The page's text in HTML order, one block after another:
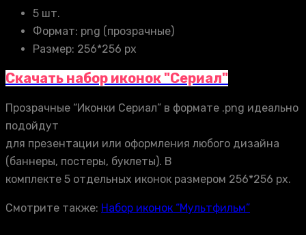
5 шт.
Формат: png (прозрачные)
Размер: 256*256 px
Скачать набор иконок "Сериал"
Прозрачные “Иконки Сериал” в формате .png идеально
подойдут
для презентации или оформления любого дизайна
(баннеры, постеры, буклеты). В
комплекте 5 отдельных иконок размером 256*256 px.
Смотрите также: Набор иконок “Мультфильм”